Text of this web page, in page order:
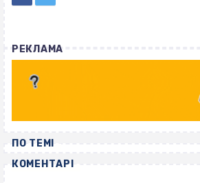
РЕКЛАМА
ПО ТЕМІ
КОМЕНТАРІ